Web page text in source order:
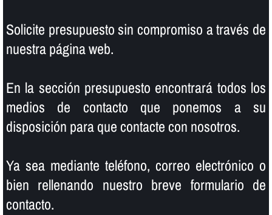
Solicite presupuesto sin compromiso a través de
nuestra página web.
En la sección presupuesto encontrará todos los
medios de contacto que ponemos a su
disposición para que contacte con nosotros.
Ya sea mediante teléfono, correo electrónico o
bien rellenando nuestro breve formulario de
contacto.